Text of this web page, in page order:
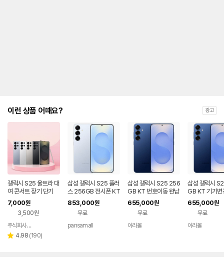
는
대
략
인
을
안
내
를
나
타
는
표
이런 상품 어때요? 광고
갤럭시 S25 울트라 대
여 콘서트 장기 단기
7,000원
3,500원
페이
주식회사 폰빌리지
별 4.98 리
(190)
삼성 갤럭시 S25 플러
스 256GB 전시폰 KT
번호이동 완납 90요금
제
853,000원
무료
pansamall
삼성 갤럭시 S25 256
GB KT 번호이동 완납
80요금제
655,000원
무료
아라몰
삼성 갤럭시
GB KT 기기변
655,000원
무료
아라몰